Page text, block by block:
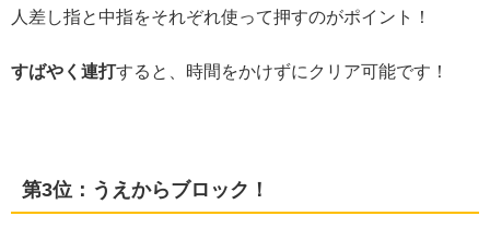
人差し指と中指をそれぞれ使って押すのがポイント！
すばやく連打すると、時間をかけずにクリア可能です！
第3位：うえからブロック！